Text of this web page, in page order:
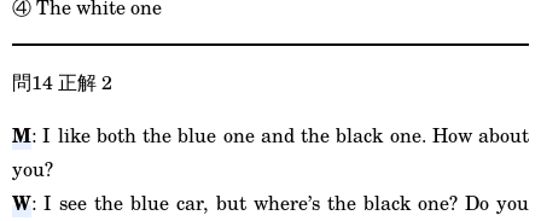
④ The white one
問14 正解 2
M: I like both the blue one and the black one. How about
you?
W: I see the blue car, but where’s the black one? Do you